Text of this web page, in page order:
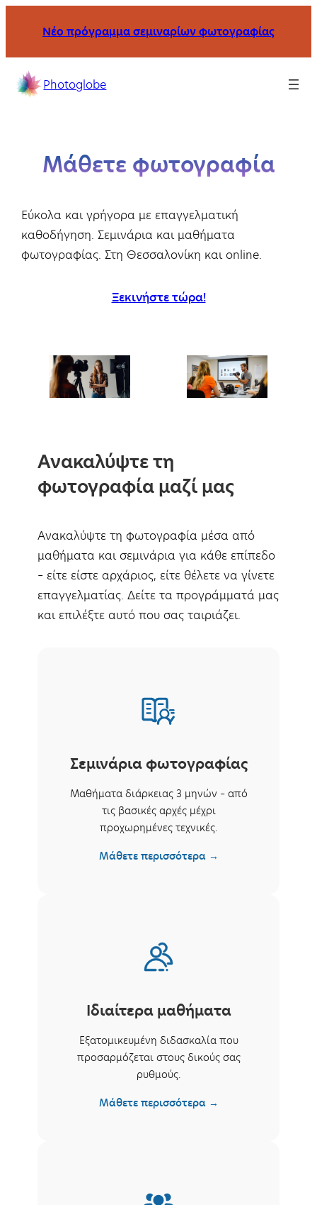
περιεχόμενο
Νέο πρόγραμμα σεμιναρίων φωτογραφίας
Photoglobe
φωτογραφίας
μαθήματα
Θεσσαλονίκη
και
online.
Μάθετε φωτογραφία
Eύκολα και γρήγορα με επαγγελματική
καθοδήγηση. Σεμινάρια και μαθήματα
φωτογραφίας. Στη Θεσσαλονίκη και online.
Ξεκινήστε τώρα!
Ανακαλύψτε τη
φωτογραφία μαζί μας
Ανακαλύψτε τη φωτογραφία μέσα από
μαθήματα και σεμινάρια για κάθε επίπεδο
– είτε είστε αρχάριος, είτε θέλετε να γίνετε
επαγγελματίας. Δείτε τα προγράμματά μας
και επιλέξτε αυτό που σας ταιριάζει.
Σεμινάρια φωτογραφίας
Μαθήματα διάρκειας 3 μηνών – από
τις βασικές αρχές μέχρι
προχωρημένες τεχνικές.
Μάθετε περισσότερα →
Ιδιαίτερα μαθήματα
Εξατομικευμένη διδασκαλία που
προσαρμόζεται στους δικούς σας
ρυθμούς.
Μάθετε περισσότερα →